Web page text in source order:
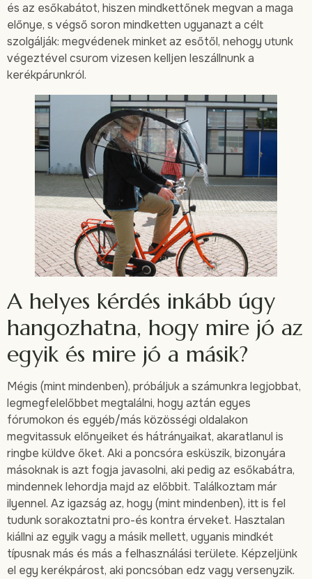
és az esőkabátot, hiszen mindkettőnek megvan a maga
előnye, s végső soron mindketten ugyanazt a célt
szolgálják: megvédenek minket az esőtől, nehogy utunk
végeztével csurom vizesen kelljen leszállnunk a
kerékpárunkról.
A helyes kérdés inkább úgy
hangozhatna, hogy mire jó az
egyik és mire jó a másik?
Mégis (mint mindenben), próbáljuk a számunkra legjobbat,
legmegfelelőbbet megtalálni, hogy aztán egyes
fórumokon és egyéb/más közösségi oldalakon
megvitassuk előnyeiket és hátrányaikat, akaratlanul is
ringbe küldve őket. Aki a poncsóra esküszik, bizonyára
másoknak is azt fogja javasolni, aki pedig az esőkabátra,
mindennek lehordja majd az előbbit. Találkoztam már
ilyennel. Az igazság az, hogy (mint mindenben), itt is fel
tudunk sorakoztatni pro-és kontra érveket. Hasztalan
kiállni az egyik vagy a másik mellett, ugyanis mindkét
típusnak más és más a felhasználási területe. Képzeljünk
el egy kerékpárost, aki poncsóban edz vagy versenyzik.